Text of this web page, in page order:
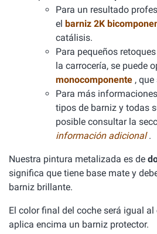
Para un resultado
el barniz 2K
catálisis.
Para pequeños
la carrocería, se puede
monocomponente ,
Para más
tipos de barniz y todas
posible consultar la
información adicional.
Nuestra pintura metalizada es de
significa que tiene base mate y
barniz brillante.
El color final del coche será igual
aplica encima un barniz protector.